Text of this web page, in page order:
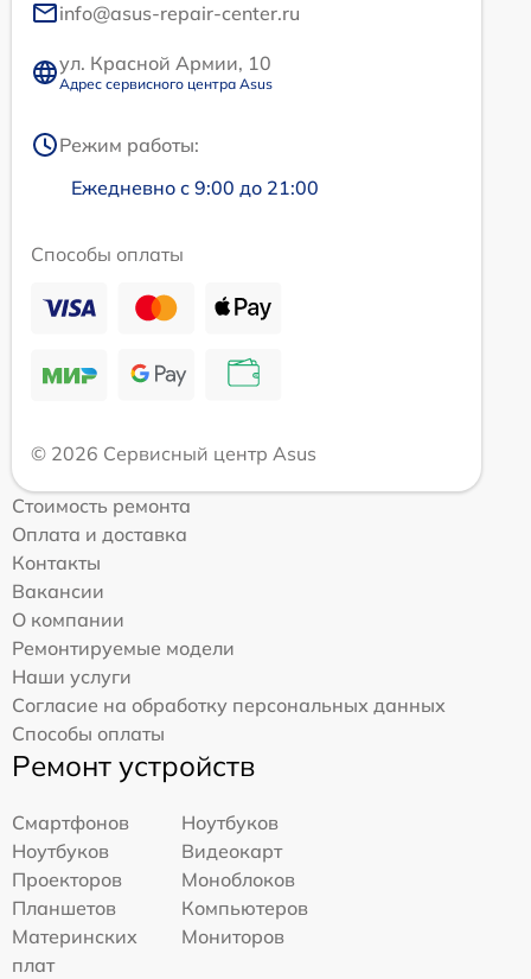
info@asus-repair-center.ru
ул. Красной Армии, 10
Адрес сервисного центра Asus
Режим работы:
Ежедневно с 9:00 до 21:00
Способы оплаты
© 2026 Сервисный центр Asus
Стоимость ремонта
Оплата и доставка
Контакты
Вакансии
О компании
Ремонтируемые модели
Наши услуги
Согласие на обработку персональных данных
Способы оплаты
Ремонт устройств
Смартфонов
Ноутбуков
Ноутбуков
Видеокарт
Проекторов
Моноблоков
Планшетов
Компьютеров
Материнских
плат
Мониторов